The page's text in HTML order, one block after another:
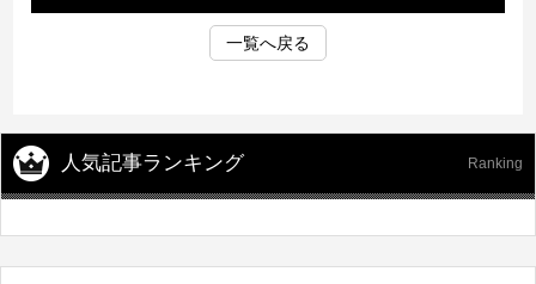
一覧へ戻る
人気記事ランキング Ranking